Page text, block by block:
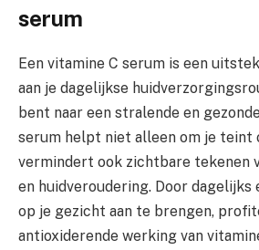
serum
Een vitamine C serum is een
aan je dagelijkse
bent naar een stralende en
serum helpt niet alleen om je teint
vermindert ook zichtbare tekenen
en huidveroudering. Door dagelijks
op je gezicht aan te brengen,
antioxiderende werking van